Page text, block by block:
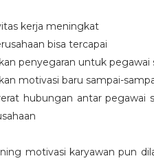
kerja meningkat
bisa tercapai
penyegaran untuk pegawai
motivasi baru sampai-
hubungan antar pegawai
motivasi karyawan pun